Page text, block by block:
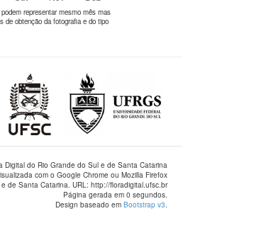
representar mesmo mês mas
de obtenção da fotografia e do tipo
Digital do Rio Grande do Sul e de Santa Catarina
com o Google Chrome ou Mozilla Firefox
de Santa Catarina. URL: http://floradigital.ufsc.br
Página gerada em 0 segundos.
Design baseado em Bootstrap v3